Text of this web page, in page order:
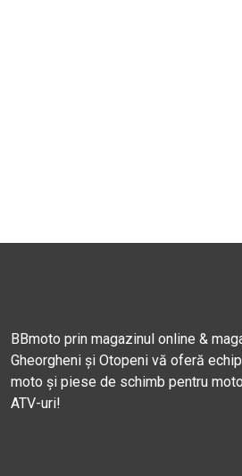
BBmoto prin magazinul online &
Gheorgheni și Otopeni vă oferă
moto și piese de schimb pentru
ATV-uri!